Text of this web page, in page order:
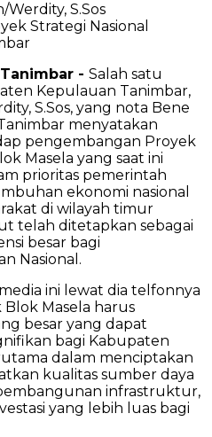
S.Sos
Strategi Nasional
Tanimbar - Salah satu
Kepulauan Tanimbar,
S.Sos, yang nota Bene
menyatakan
pengembangan Proyek
Masela yang saat ini
prioritas pemerintah
ekonomi nasional
di wilayah timur
telah ditetapkan sebagai
besar bagi
Nasional.
ini lewat dia telfonnya
Masela harus
besar yang dapat
bagi Kabupaten
dalam menciptakan
kualitas sumber daya
infrastruktur,
yang lebih luas bagi